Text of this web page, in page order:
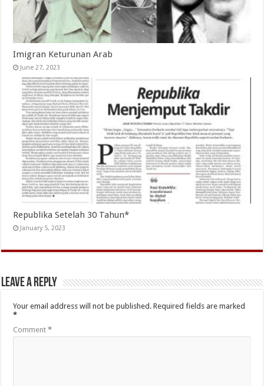
Imigran Keturunan Arab
June 27, 2023
Republika Setelah 30 Tahun*
January 5, 2023
Leave a Reply
Your email address will not be published. Required fields are marked
*
Comment*